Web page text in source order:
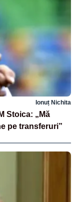
Ionuț Nichita
Stoica: „Mă
pe transferuri”